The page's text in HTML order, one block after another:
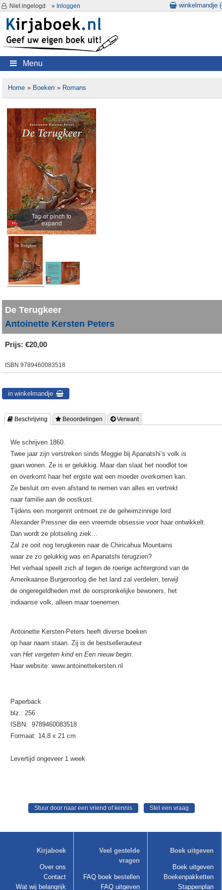
Niet ingelogd » Inloggen winkelmandje (
Menu
Home » Boeken » Romans
Tap or pinch to
expand
De Terugkeer
Antoinette Kersten Peters
Prijs: €20,00
ISBN 9789460083518
 Beschrijving  Beoordelingen  Verwant
We schrijven 1860.
Twee jaar zijn verstreken sinds Meggie bij Apanatshi’s volk is
gaan wonen. Ze is er gelukkig. Maar dan slaat het noodlot toe
en overkomt haar het ergste wat een moeder overkomen kan.
Ze besluit om even afstand te nemen van alles en vertrekt
naar familie aan de oostkust.
Tijdens een morgenrit ontmoet ze de geheimzinnige lord
Alexander Pressner die een vreemde obsessie voor haar ontwikkelt.
Dan wordt ze plotseling ziek…
Zal ze ooit nog terugkeren naar de Chiricahua Mountains
waar ze zo gelukkig was en Apanatshi terugzien?
Het verhaal speelt zich af tegen de roerige achtergrond van de
Amerikaanse Burgeroorlog die het land zal verdelen, terwijl
de ongeregeldheden met de oorspronkelijke bewoners, het
indiaanse volk, alleen maar toenemen.
Antoinette Kersten-Peters heeft diverse boeken
op haar naam staan. Zij is de bestsellerauteur
van Het vergeten kinden Een nieuw begin.
Haar website: www.antoinettekersten.nl
Paperback
blz.: 256
ISBN: 9789460083518
Formaat: 14,8 x 21 cm
Levertijd ongeveer 1 week
Kirjaboek
Over ons
Contact
Wat wij belangrijk
Veel gestelde
vragen
FAQ boek bestellen
FAQ uitgeven
Boek uitgeven
Boek uitgeven
Boekenpakketten
Stappenplan